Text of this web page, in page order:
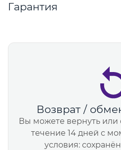
Гарантия
Возврат /
Вы можете вернуть или
течение 14 дней с
условия: